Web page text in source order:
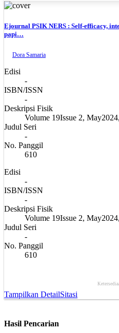
Ejournal PSIK NERS : Self-efficacy,
papi…
Dora Samaria
Edisi
-
ISBN/ISSN
-
Deskripsi Fisik
Volume 19Issue 2,
Judul Seri
-
No. Panggil
610
Edisi
-
ISBN/ISSN
-
Deskripsi Fisik
Volume 19Issue 2,
Judul Seri
-
No. Panggil
610
Tampilkan DetailSitasi
Hasil Pencarian